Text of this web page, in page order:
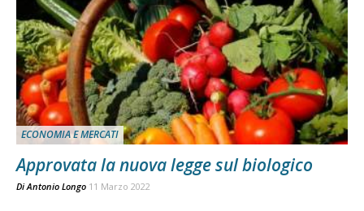
ECONOMIA E MERCATI
Approvata la nuova legge sul biologico
Di Antonio Longo 11 Marzo 2022